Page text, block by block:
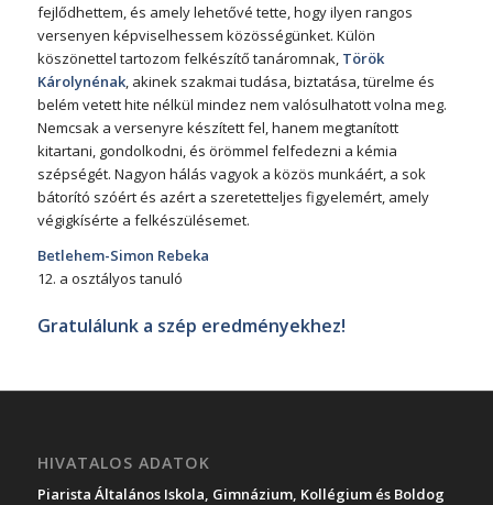
fejlődhettem, és amely lehetővé tette, hogy ilyen rangos
versenyen képviselhessem közösségünket. Külön
köszönettel tartozom felkészítő tanáromnak, Török
Károlynénak, akinek szakmai tudása, biztatása, türelme és
belém vetett hite nélkül mindez nem valósulhatott volna meg.
Nemcsak a versenyre készített fel, hanem megtanított
kitartani, gondolkodni, és örömmel felfedezni a kémia
szépségét. Nagyon hálás vagyok a közös munkáért, a sok
bátorító szóért és azért a szeretetteljes figyelemért, amely
végigkísérte a felkészülésemet.
Betlehem-Simon Rebeka
12. a osztályos tanuló
Gratulálunk a szép eredményekhez!
HIVATALOS ADATOK
Piarista Általános Iskola, Gimnázium, Kollégium és Boldog